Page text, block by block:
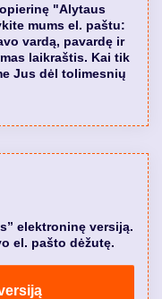
"Alytaus
mums el. paštu:
vardą, pavardę ir
laikraštis. Kai tik
Jus dėl tolimesnių
elektroninę versiją.
el. pašto dėžutę.